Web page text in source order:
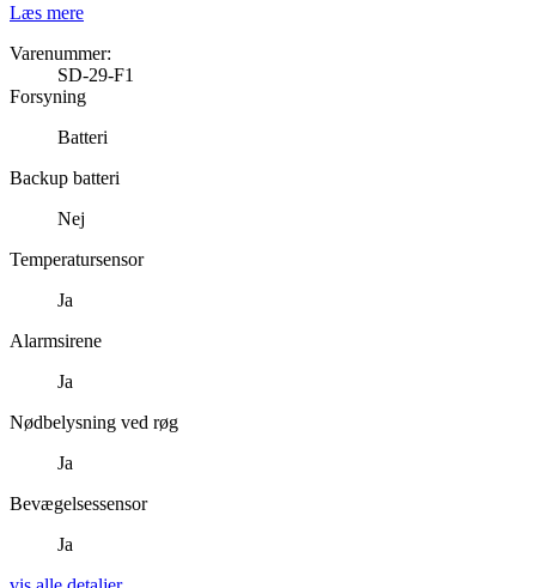
Læs mere
Varenummer:
SD-29-F1
Forsyning
Batteri
Backup batteri
Nej
Temperatursensor
Ja
Alarmsirene
Ja
Nødbelysning ved røg
Ja
Bevægelsessensor
Ja